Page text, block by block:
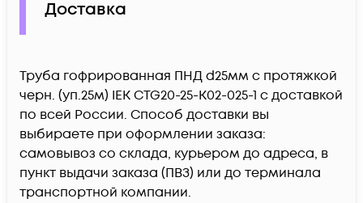
Доставка
Труба гофрированная ПНД d25мм с протяжкой
черн. (уп.25м) IEK CTG20-25-K02-025-1 c доставкой
по всей России. Способ доставки вы
выбираете при оформлении заказа:
самовывоз со склада, курьером до адреса, в
пункт выдачи заказа (ПВЗ) или до терминала
транспортной компании.